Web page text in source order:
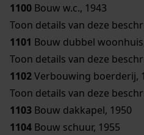
1100 Bouw w.c., 1943
Toon details van deze
1101 Bouw dubbel
Toon details van deze
1102Verbouwing boerderij,
Toon details van deze
1103 Bouw dakkapel, 1950
1104 Bouw schuur, 1955